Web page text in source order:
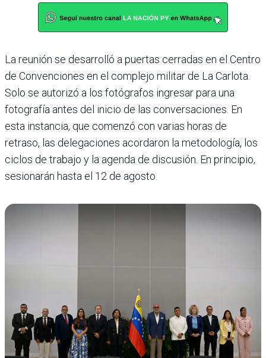
La reunión se desarrolló a puertas cerradas en el Centro
de Convenciones en el complejo militar de La Carlota.
Solo se autorizó a los fotógrafos ingresar para una
fotografía antes del inicio de las conversaciones. En
esta instancia, que comenzó con varias horas de
retraso, las delegaciones acordaron la metodología, los
ciclos de trabajo y la agenda de discusión. En principio,
sesionarán hasta el 12 de agosto.